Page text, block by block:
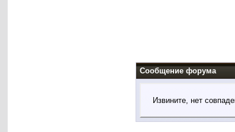
Сообщение форума
Извините, нет